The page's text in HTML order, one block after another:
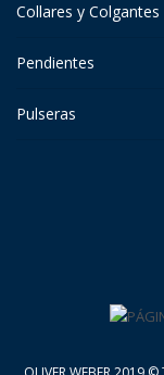
Collares y Colgantes
Pendientes
Pulseras